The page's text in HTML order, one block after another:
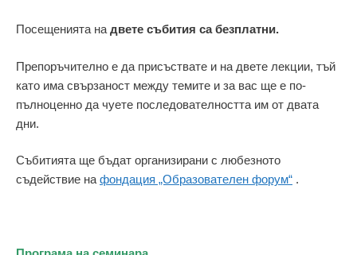
Посещенията на двете събития са безплатни.
Препоръчително е да присъствате и на двете лекции, тъй
като има свързаност между темите и за вас ще е по-
пълноценно да чуете последователността им от двата
дни.
Събитията ще бъдат организирани с любезното
съдействие на фондация „Образователен форум“ .